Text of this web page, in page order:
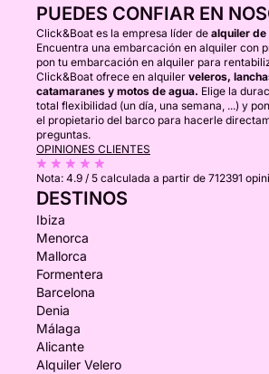
PUEDES CONFIAR EN
Click&Boat es la empresa líder de alquiler
Encuentra una embarcación en alquiler con
pon tu embarcación en alquiler para
Click&Boat ofrece en alquiler veleros,
catamaranes y motos de agua. Elige la
total flexibilidad (un día, una semana, ...) y
el propietario del barco para hacerle
preguntas.
OPINIONES CLIENTES
Nota: 4.9 / 5 calculada a partir de 712391
DESTINOS
Ibiza
Menorca
Mallorca
Formentera
Barcelona
Denia
Málaga
Alicante
Alquiler Velero